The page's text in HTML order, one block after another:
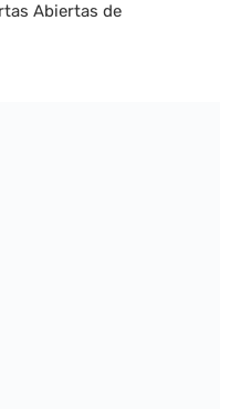
Abiertas de